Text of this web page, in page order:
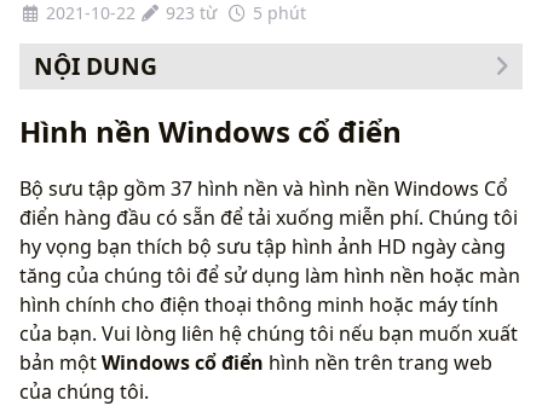
2021-10-22
923 từ 5 phút
NỘI DUNG
Hình nền Windows cổ điển
Bộ sưu tập gồm 37 hình nền và hình nền Windows Cổ
điển hàng đầu có sẵn để tải xuống miễn phí. Chúng tôi
hy vọng bạn thích bộ sưu tập hình ảnh HD ngày càng
tăng của chúng tôi để sử dụng làm hình nền hoặc màn
hình chính cho điện thoại thông minh hoặc máy tính
của bạn. Vui lòng liên hệ chúng tôi nếu bạn muốn xuất
bản mộtWindows cổ điển hình nền trên trang web
của chúng tôi.